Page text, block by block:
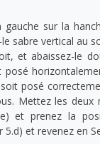
gauche sur la
sabre vertical au
et abaissez-le
posé
Mettez les deux
et prenez la
5.d) et revenez en